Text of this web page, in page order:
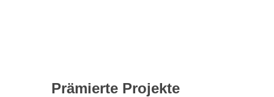
Prämierte Projekte